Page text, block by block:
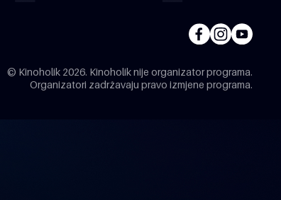
© Kinoholik 2026. Kinoholik nije organizator programa.
Organizatori zadržavaju pravo izmjene programa.